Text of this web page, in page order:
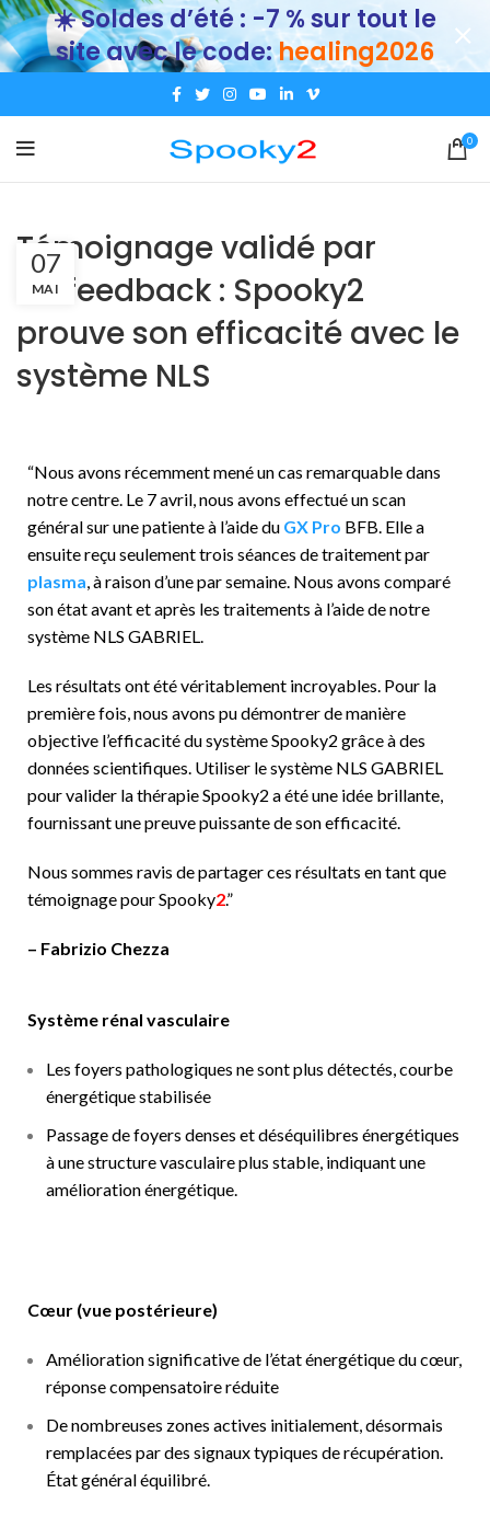
0
Témoignage validé par
biofeedback : Spooky2
prouve son efficacité avec le
système NLS
07
MAI
“Nous avons récemment mené un cas remarquable dans
notre centre. Le 7 avril, nous avons effectué un scan
général sur une patiente à l’aide du GX Pro BFB. Elle a
ensuite reçu seulement trois séances de traitement par
plasma, à raison d’une par semaine. Nous avons comparé
son état avant et après les traitements à l’aide de notre
système NLS GABRIEL.
Les résultats ont été véritablement incroyables. Pour la
première fois, nous avons pu démontrer de manière
objective l’efficacité du système Spooky2 grâce à des
données scientifiques. Utiliser le système NLS GABRIEL
pour valider la thérapie Spooky2 a été une idée brillante,
fournissant une preuve puissante de son efficacité.
Nous sommes ravis de partager ces résultats en tant que
témoignage pour Spooky2.”
– Fabrizio Chezza
Système rénal vasculaire
Les foyers pathologiques ne sont plus détectés, courbe
énergétique stabilisée
Passage de foyers denses et déséquilibres énergétiques
à une structure vasculaire plus stable, indiquant une
amélioration énergétique.
Cœur (vue postérieure)
Amélioration significative de l’état énergétique du cœur,
réponse compensatoire réduite
De nombreuses zones actives initialement, désormais
remplacées par des signaux typiques de récupération.
État général équilibré.
☀️ Soldes d’été : -7 % sur tout le
site avec le code:healing2026